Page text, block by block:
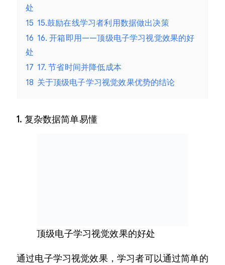
处
15 15.鼓励在线学习者利用数据做出决策
16 16. 开箱即用——顶级电子学习视觉效果的好
处
17 17. 节省时间并降低成本
18 关于顶级电子学习视觉效果优势的结论
1. 复杂数据简单易懂
顶级电子学习视觉效果的好处
通过电子学习视觉效果，学习者可以通过简单的